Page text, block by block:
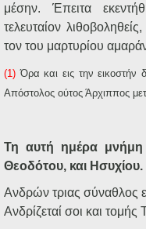
μέσην. Έπειτα
τελευταίον
τον του μαρτυρίου
(1)Όρα και εις την εικοστήν
Απόστολος ούτος Άρχιππος
Τη αυτή ημέρα
Θεοδότου, και Ησυχίου.
Ανδρών τριας σύναθλος
Ανδρίζεταί σοι και τομής